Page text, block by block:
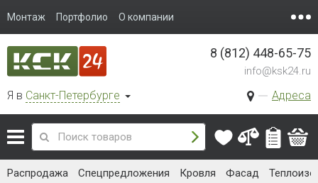
Монтаж Портфолио О компании
Я в Санкт-Петербурге Адреса
8 (812) 448-65-75
info@ksk24.ru
Распродажа Спецпредложения Кровля Фасад